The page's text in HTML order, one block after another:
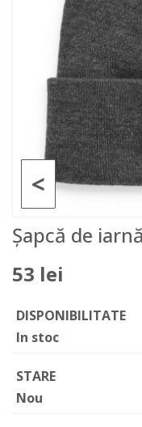
<
Șapcă de
53 lei
DISPONIBILITATE
In stoc
STARE
Nou